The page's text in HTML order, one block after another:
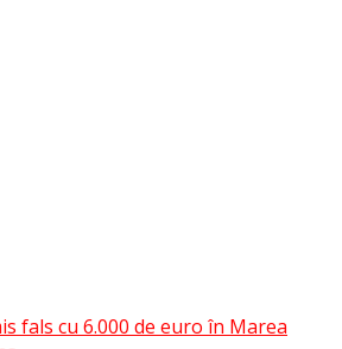
fals cu 6.000 de euro în Marea